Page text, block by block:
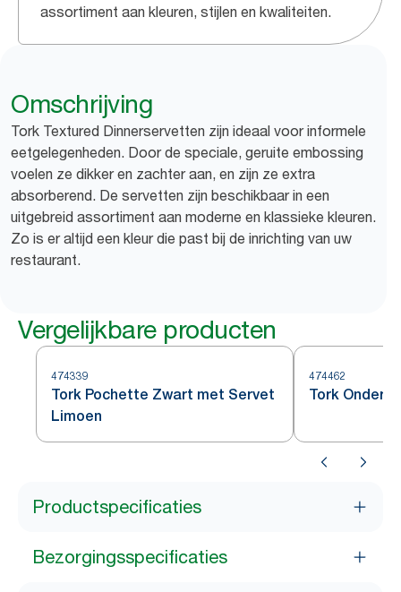
assortiment aan kleuren, stijlen en kwaliteiten.
Omschrijving
Tork Textured Dinnerservetten zijn ideaal voor informele
eetgelegenheden. Door de speciale, geruite embossing
voelen ze dikker en zachter aan, en zijn ze extra
absorberend. De servetten zijn beschikbaar in een
uitgebreid assortiment aan moderne en klassieke kleuren.
Zo is er altijd een kleur die past bij de inrichting van uw
restaurant.
Vergelijkbare producten
474339
Tork Pochette Zwart met Servet
Limoen
474462
Tork
Productspecificaties
Bezorgingsspecificaties